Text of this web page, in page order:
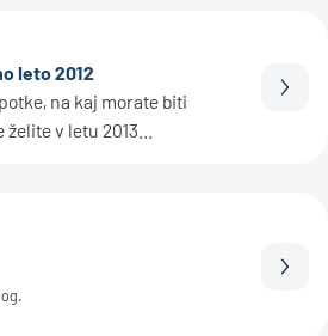
leto 2012
na kaj morate biti
v letu 2013...